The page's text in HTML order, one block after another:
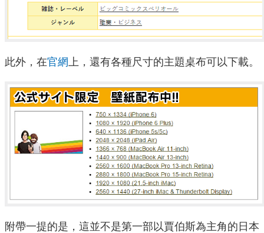
此外，在官網 上，還有各種尺寸的主題桌布可以下載。
附帶一提的是，這並不是第一部以賈伯斯為主角的日本